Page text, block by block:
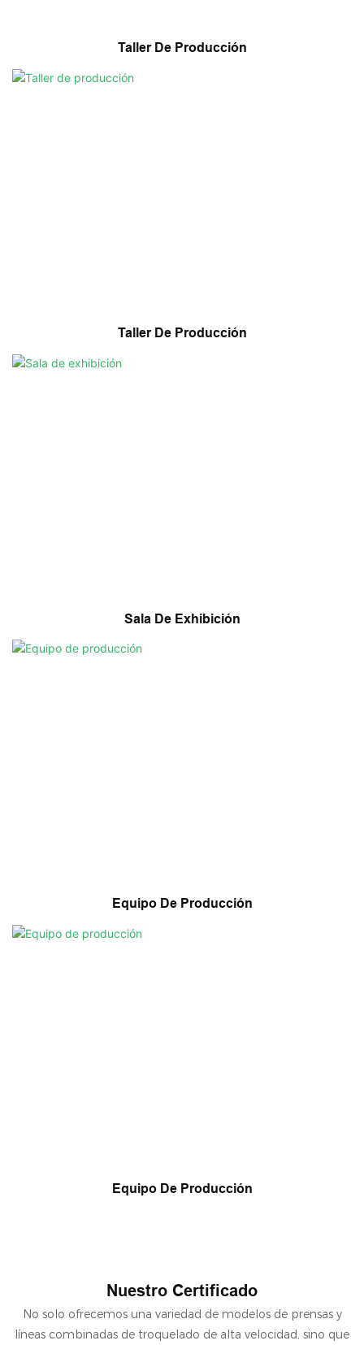
Taller De Producción
Taller De Producción
Sala De Exhibición
Equipo De Producción
Equipo De Producción
Nuestro Certificado
No solo ofrecemos una variedad de modelos de prensas y
líneas combinadas de troquelado de alta velocidad, sino que